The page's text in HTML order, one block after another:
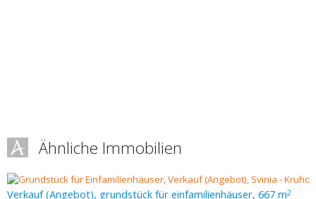
Ähnliche Immobilien
Verkauf (Angebot), grundstück für einfamilienhäuser, 667 m2